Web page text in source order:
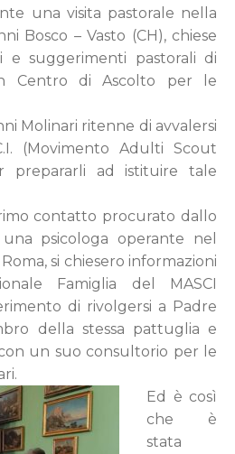
una visita pastorale nella
Bosco – Vasto (CH), chiese
e suggerimenti pastorali di
Centro di Ascolto per le
Molinari ritenne di avvalersi
(Movimento Adulti Scout
prepararli ad istituire tale
contatto procurato dallo
psicologa operante nel
si chiesero informazioni
Famiglia del MASCI
di rivolgersi a Padre
della stessa pattuglia e
un suo consultorio per le
Ed è così
che è
stata